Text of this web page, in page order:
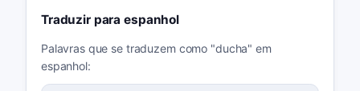
Traduzir para espanhol
Palavras que se traduzem como "ducha" em
espanhol: